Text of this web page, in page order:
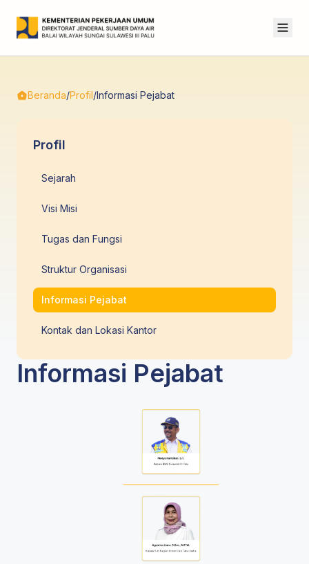
Beranda/Profil/Informasi Pejabat
Profil
Sejarah
Visi Misi
Tugas dan Fungsi
Struktur Organisasi
Informasi Pejabat
Kontak dan Lokasi Kantor
Informasi Pejabat